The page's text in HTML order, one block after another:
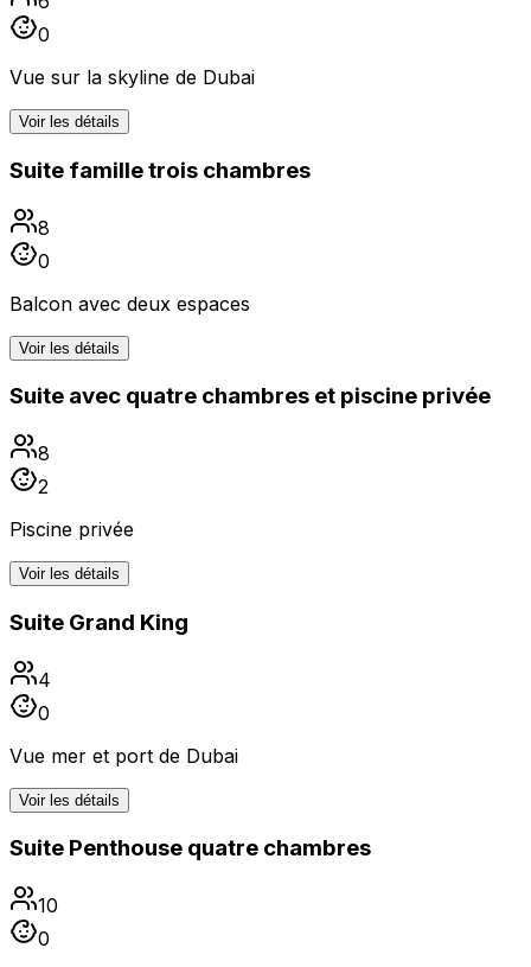
0
Vue sur la skyline de Dubai
Voir les détails
Suite famille trois chambres
8
0
Balcon avec deux espaces
Voir les détails
Suite avec quatre chambres et piscine privée
8
2
Piscine privée
Voir les détails
Suite Grand King
4
0
Vue mer et port de Dubai
Voir les détails
Suite Penthouse quatre chambres
10
0